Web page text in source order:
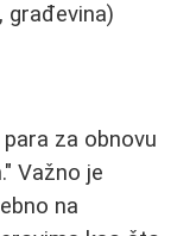
građevina)
za obnovu
Važno je
na